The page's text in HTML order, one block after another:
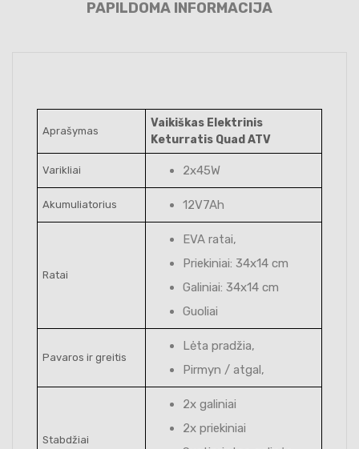
PAPILDOMA INFORMACIJA
Aprašymas
Vaikiškas Elektrinis
Keturratis Quad ATV
Varikliai 2x45W
Akumuliatorius 12V7Ah
Ratai
EVA ratai,
Priekiniai: 34x14 cm
Galiniai: 34x14 cm
Guoliai
Pavaros ir greitis
Lėta pradžia,
Pirmyn / atgal,
Stabdžiai
2x galiniai
2x priekiniai